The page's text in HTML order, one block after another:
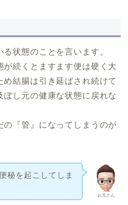
状態のことを言います。
が続くとますます便は硬く大
め結腸は引き延ばされ続けて
ぼし元の健康な状態に戻れな
の『管』になってしまうのが
お兄さん
秘を起こしてしま